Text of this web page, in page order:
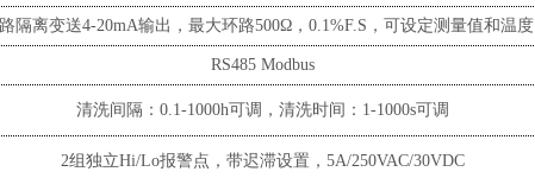
隔离变送4-20mA输出，最大环路500Ω，0.1%F.S，可设定测量值和温度
RS485 Modbus
清洗间隔： 0.1-1000h可调，清洗时间：1-1000s可调
2组独立Hi/Lo报警点，带迟滞设置 ， 5A/250VAC/30VDC